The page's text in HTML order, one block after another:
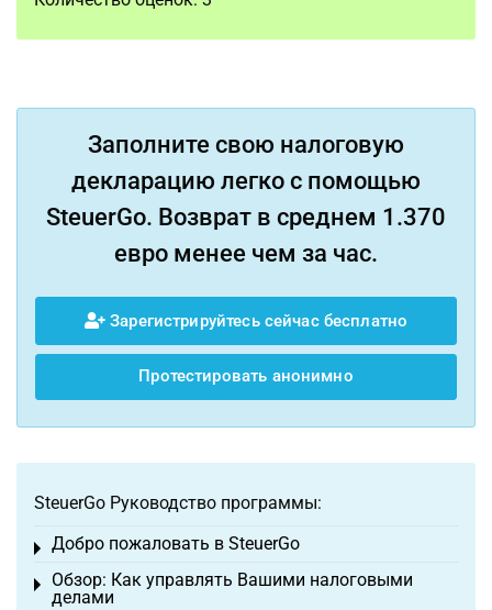
Заполните свою налоговую
декларацию легко с помощью
SteuerGo. Возврат в среднем 1.370
евро менее чем за час.
Зарегистрируйтесь сейчас бесплатно
Протестировать анонимно
SteuerGo Руководство программы:
Добро пожаловать в SteuerGo
Toggle menu
Обзор: Как управлять Вашими налоговыми
делами
Toggle menu